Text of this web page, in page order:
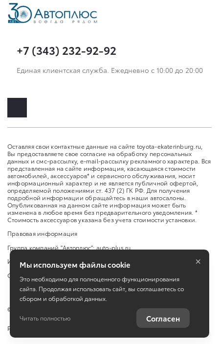
+7 (343) 232-92-92
Единая клиентская служба. Ежедневно с 10:00 до 20:00
Оставляя свои контактные данные на сайте toyota-ekaterinburg.ru,
Вы предоставляете свое согласие на обработку персональных
данных и смс-рассылку, e-mail-рассылку рекламного характера. Вся
представленная на сайте информация, касающаяся стоимости
автомобилей, аксессуаров* и сервисного обслуживания, носит
информационный характер и не является публичной офертой,
определяемой положениями ст. 437 (2) ГК РФ. Для получения
подробной информации обращайтесь в наши автосалоны.
Опубликованная на данном сайте информация может быть
изменена в любое время без предварительного уведомления. *
Стоимость аксессуаров указана без учета стоимости установки.
Правовая информация
Группа компаний "Автоплюс": auto-plus.ru
Изменить настройку cookies
Сбросить cookie
©
Работает на технологиях
Мы используем файлы cookie
Это необходимо для полноценного функционирования
сайта. Продолжая использовать сайт, вы соглашаетесь со
сбором и обработкой данных.
Читать полностью Согласен
×